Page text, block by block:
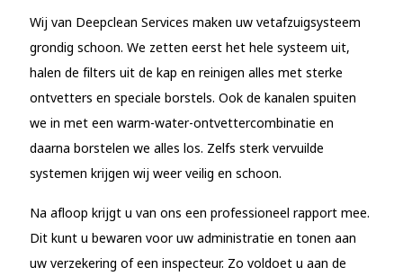
Wij van Deepclean Services maken uw vetafzuigsysteem
grondig schoon. We zetten eerst het hele systeem uit,
halen de filters uit de kap en reinigen alles met sterke
ontvetters en speciale borstels. Ook de kanalen spuiten
we in met een warm-water-ontvettercombinatie en
daarna borstelen we alles los. Zelfs sterk vervuilde
systemen krijgen wij weer veilig en schoon.
Na afloop krijgt u van ons een professioneel rapport mee.
Dit kunt u bewaren voor uw administratie en tonen aan
uw verzekering of een inspecteur. Zo voldoet u aan de